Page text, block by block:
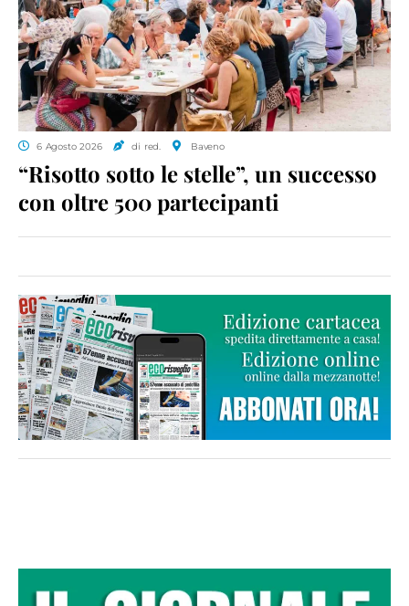
6 Agosto 2026 di red. Baveno
“Risotto sotto le stelle”, un successo
con oltre 500 partecipanti